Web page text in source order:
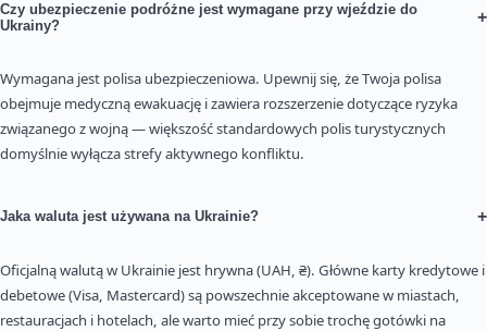
Czy ubezpieczenie podróżne jest wymagane przy wjeździe do
Ukrainy?
+
Wymagana jest polisa ubezpieczeniowa. Upewnij się, że Twoja polisa
obejmuje medyczną ewakuację i zawiera rozszerzenie dotyczące ryzyka
związanego z wojną — większość standardowych polis turystycznych
domyślnie wyłącza strefy aktywnego konfliktu.
Jaka waluta jest używana na Ukrainie? +
Oficjalną walutą w Ukrainie jest hrywna (UAH, ₴). Główne karty kredytowe i
debetowe (Visa, Mastercard) są powszechnie akceptowane w miastach,
restauracjach i hotelach, ale warto mieć przy sobie trochę gotówki na